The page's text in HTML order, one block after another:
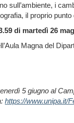
sull’ambiente, i
il proprio
di martedì 26
Magna del
5 giugno al
https://www.unipa.it/